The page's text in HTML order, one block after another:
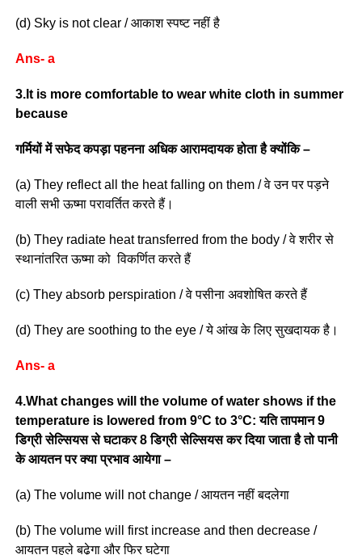
(d) Sky is not clear / आकाश स्पष्ट नहीं है
Ans- a
3.It is more comfortable to wear white cloth in summer
because
गर्मियों में सफेद कपड़ा पहनना अधिक आरामदायक होता है क्योंकि –
(a) They reflect all the heat falling on them / वे उन पर पड़ने
वाली सभी ऊष्मा परावर्तित करते हैं।
(b) They radiate heat transferred from the body / वे शरीर से
स्थानांतरित ऊष्मा को विकर्णित करते हैं
(c) They absorb perspiration / वे पसीना अवशोषित करते हैं
(d) They are soothing to the eye / ये आंख के लिए सुखदायक है।
Ans- a
4.What changes will the volume of water shows if the
temperature is lowered from 9°C to 3°C: यति तापमान 9
डिग्री सेल्सियस से घटाकर 8 डिग्री सेल्सियस कर दिया जाता है तो पानी
के आयतन पर क्या प्रभाव आयेगा –
(a) The volume will not change / आयतन नहीं बदलेगा
(b) The volume will first increase and then decrease /
आयतन पहले बढ़ेगा और फिर घटेगा